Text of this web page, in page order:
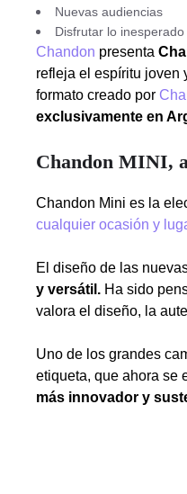
Nuevas audiencias
Disfrutar lo inesperado
Chandon presenta
refleja el espíritu joven
formato creado por
exclusivamente en
Chandon MINI,
Chandon Mini es la
cualquier ocasión y
El diseño de las
y versátil. Ha sido
valora el diseño, la
Uno de los grandes
etiqueta, que ahora se
más innovador y